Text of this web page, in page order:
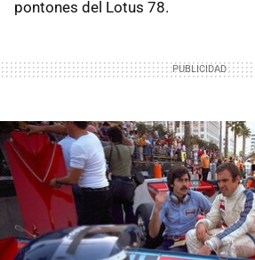
pontones del Lotus 78.